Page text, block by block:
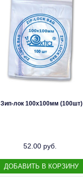
Зип-лок 100х100мм (100шт)
52.00 руб.